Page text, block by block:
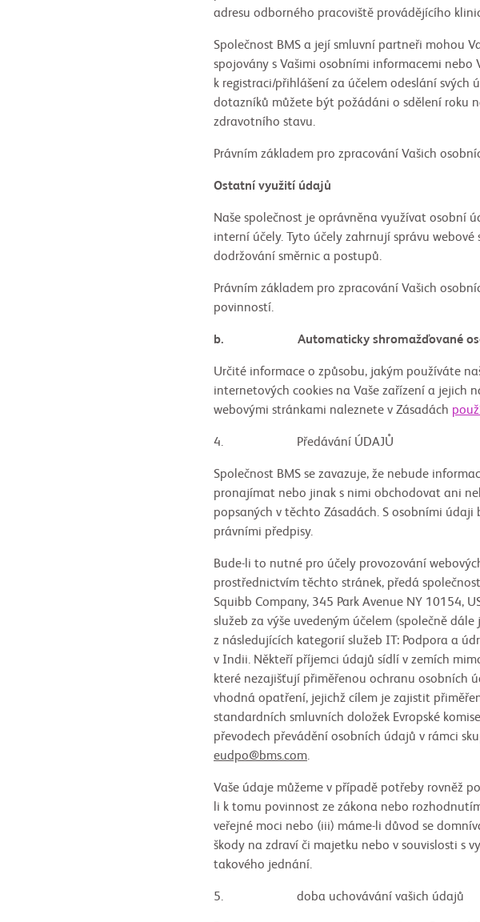
adresu odborného pracoviště provádějícího
Společnost BMS a její smluvní partneři mohou
spojovány s Vašimi osobními informacemi
k registraci/přihlášení za účelem odeslání
dotazníků můžete být požádáni o sdělení roku
zdravotního stavu.
Právním základem pro zpracování Vašich
Ostatní využití údajů
Naše společnost je oprávněna využívat osobní
interní účely. Tyto účely zahrnují správu
dodržování směrnic a postupů.
Právním základem pro zpracování Vašich
povinností.
b. Automaticky shromažďované
Určité informace o způsobu, jakým používáte
internetových cookies na Vaše zařízení a jejich
webovými stránkami naleznete v Zásadách
4. Předávání ÚDAJŮ
Společnost BMS se zavazuje, že nebude
pronajímat nebo jinak s nimi obchodovat ani
popsaných v těchto Zásadách. S osobními
právními předpisy.
Bude-li to nutné pro účely provozování
prostřednictvím těchto stránek, předá
Squibb Company, 345 Park Avenue NY 10154,
služeb za výše uvedeným účelem (společně
z následujících kategorií služeb IT: Podpora a
v Indii. Někteří příjemci údajů sídlí v zemích
které nezajišťují přiměřenou ochranu osobních
vhodná opatření, jejichž cílem je zajistit
standardních smluvních doložek Evropské
převodech převádění osobních údajů v rámci
eudpo@bms.com.
Vaše údaje můžeme v případě potřeby rovněž
li k tomu povinnost ze zákona nebo
veřejné moci nebo (iii) máme-li důvod se
škody na zdraví či majetku nebo v souvislosti s
takového jednání.
5. doba uchovávání vašich údajů